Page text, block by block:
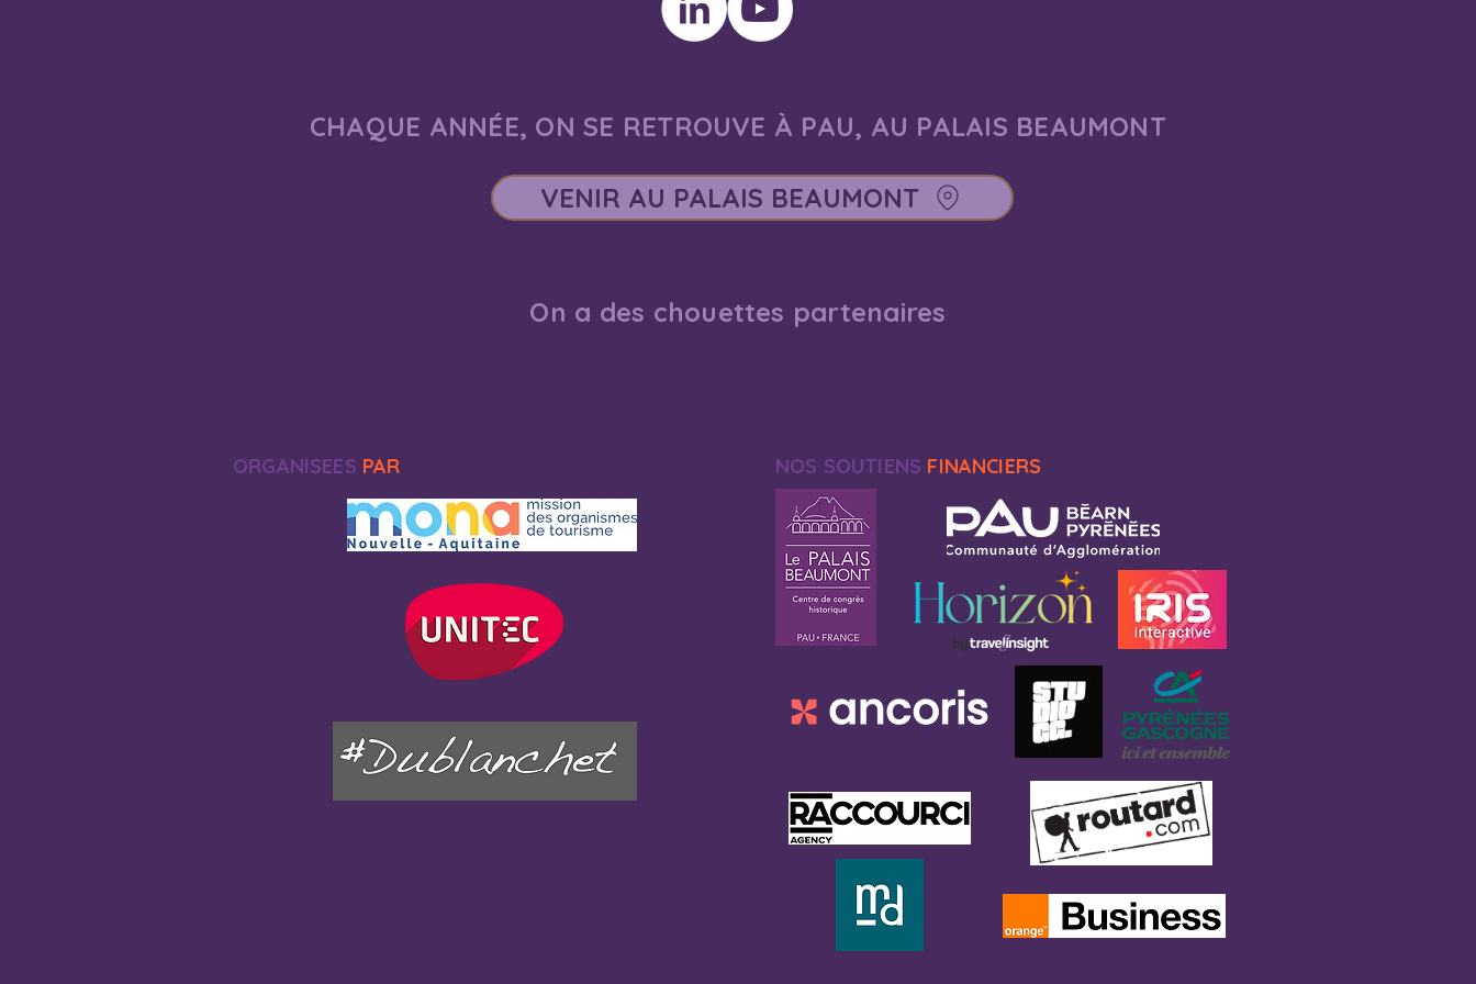
CHAQUE ANNÉE, ON SE RETROUVE À PAU, AU PALAIS BEAUMONT
VENIR AU PALAIS BEAUMONT
On a des chouettes partenaires
ORGANISEES PAR NOS SOUTIENS FINANCIERS